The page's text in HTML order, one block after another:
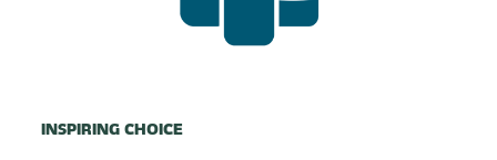
INSPIRING CHOICE